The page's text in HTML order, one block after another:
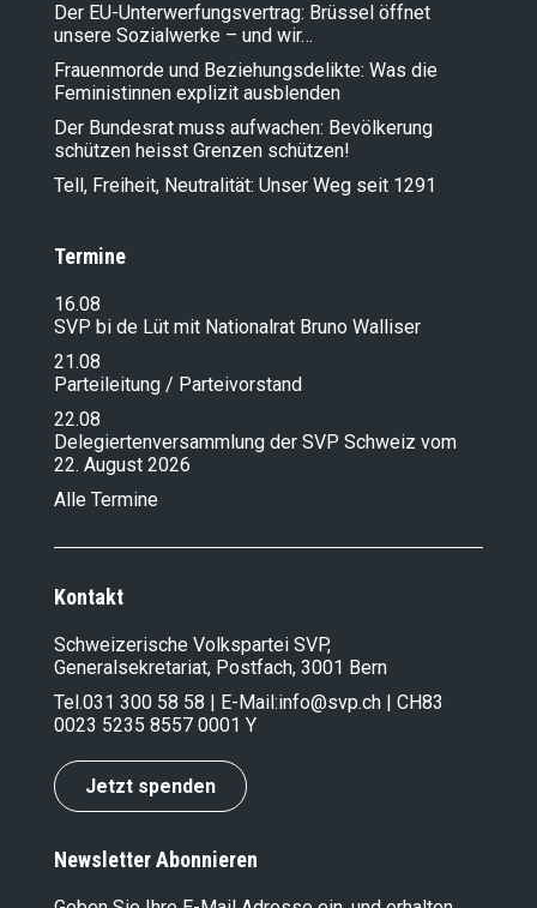
Der EU-Unterwerfungsvertrag: Brüssel öffnet
unsere Sozialwerke – und wir…
Frauenmorde und Beziehungsdelikte: Was die
Feministinnen explizit ausblenden
Der Bundesrat muss aufwachen: Bevölkerung
schützen heisst Grenzen schützen!
Tell, Freiheit, Neutralität: Unser Weg seit 1291
Termine
16.08
SVP bi de Lüt mit Nationalrat Bruno Walliser
21.08
Parteileitung / Parteivorstand
22.08
Delegiertenversammlung der SVP Schweiz vom
22. August 2026
Alle Termine
Kontakt
Schweizerische Volkspartei SVP,
Generalsekretariat, Postfach, 3001 Bern
Tel.031 300 58 58 | E-Mail:info@svp.ch | CH83
0023 5235 8557 0001 Y
Jetzt spenden
Newsletter Abonnieren